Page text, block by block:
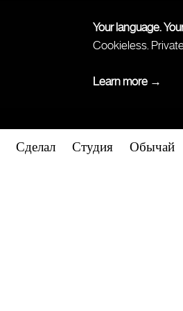
Your language.
Cookieless.
Learn more →
Сделал Студия Обычай